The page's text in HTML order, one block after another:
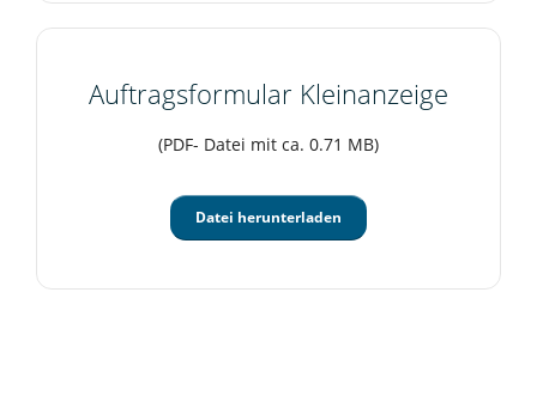
Auftragsformular Kleinanzeige
(PDF- Datei mit ca. 0.71 MB)
Datei herunterladen